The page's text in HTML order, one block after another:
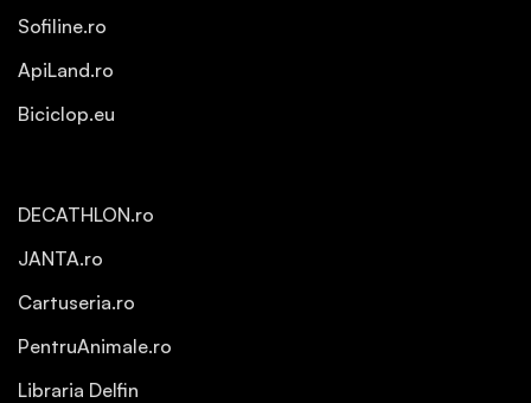
Sofiline.ro
ApiLand.ro
Biciclop.eu
DECATHLON.ro
JANTA.ro
Cartuseria.ro
PentruAnimale.ro
Libraria Delfin